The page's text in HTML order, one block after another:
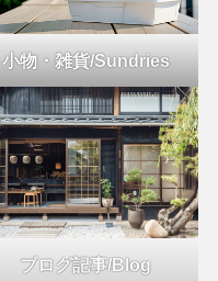
小物・雑貨/Sundries
ブログ記事/Blog